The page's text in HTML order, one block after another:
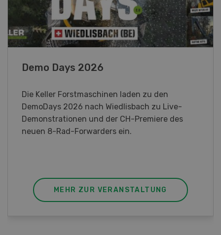
Days 2026
Keller Forstmaschinen laden zu den
2026 nach Wiedlisbach zu Live-
und der CH-Premiere des
8-Rad-Forwarders ein.
MEHR ZUR VERANSTALTUNG